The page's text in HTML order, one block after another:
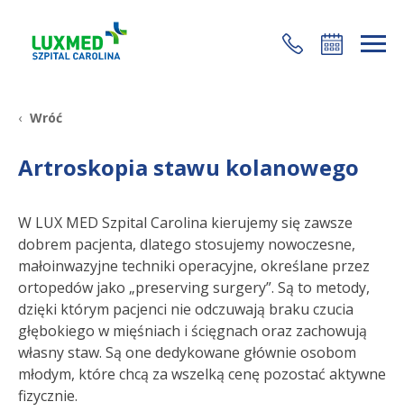
+48 22 35 58 200
Wróć
Artroskopia stawu kolanowego
W LUX MED Szpital Carolina kierujemy się zawsze
dobrem pacjenta, dlatego stosujemy nowoczesne,
małoinwazyjne techniki operacyjne, określane przez
ortopedów jako „preserving surgery”. Są to metody,
dzięki którym pacjenci nie odczuwają braku czucia
głębokiego w mięśniach i ścięgnach oraz zachowują
własny staw. Są one dedykowane głównie osobom
młodym, które chcą za wszelką cenę pozostać aktywne
fizycznie.